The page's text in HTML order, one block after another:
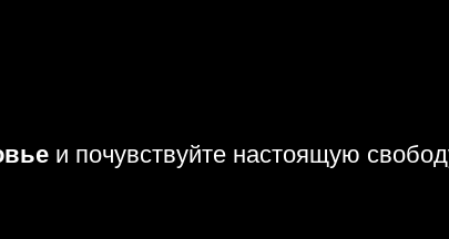
и почувствуйте настоящую